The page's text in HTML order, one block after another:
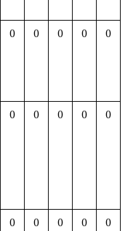
0 0 0 0 0
0 0 0 0 0
0 0 0 0 0